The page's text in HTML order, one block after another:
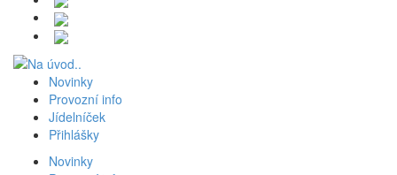
Novinky
Provozní info
Jídelníček
Přihlášky
Novinky